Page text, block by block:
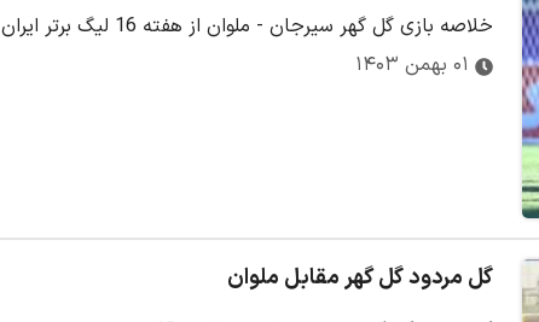
خلاصه بازی گل گهر سیرجان - ملوان از هفته 16 لیگ برتر ایران 04-1403
۰۱ بهمن ۱۴۰۳
گل مردود گل گهر مقابل ملوان